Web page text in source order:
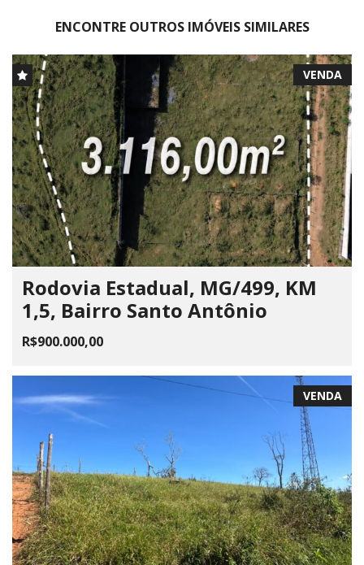
ENCONTRE OUTROS IMÓVEIS SIMILARES
VENDA
Rodovia Estadual, MG/499, KM
1,5, Bairro Santo Antônio
R$900.000,00
VENDA